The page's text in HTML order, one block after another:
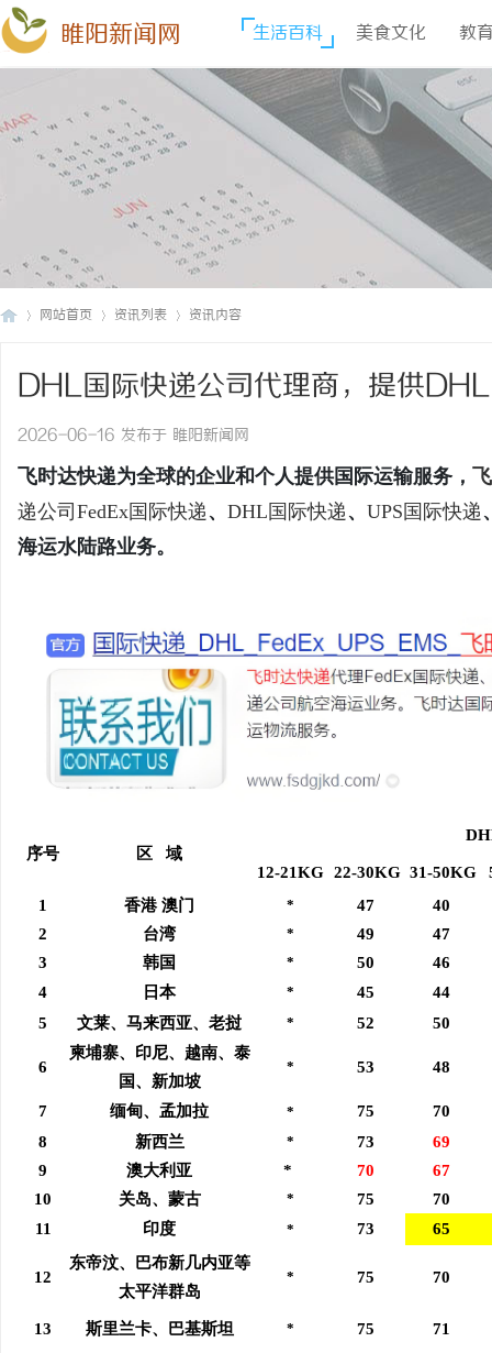
睢阳新闻网 生活百科 美食文化 教
网站首页 资讯列表 资讯内容
DHL国际快递公司代理商，提供
促销价格,DHL快递价格,DHL国际快
2026-06-16 发布于 睢阳新闻网
飞时达快递为全球的企业和个人提供国际运输服务，
递公司 FedEx国际快递 、 DHL国际快递 、 UPS国际快递
海运水陆路业务。
序号 区 域
12-21KG 22-30KG 31-50KG
1
香港 澳门 * 47
40
2
台湾 * 49
47
3
韩国 * 50
46
4
日本 * 45
44
5
文莱、马来西亚、老挝 * 52 50
6
柬埔寨、印尼、越南、泰
国、新加坡
* 53 48
7 缅甸、孟加拉 * 75
70
8
新西兰 * 73
69
9
澳大利亚 * 70
67
10
关岛、蒙古 * 75
70
11
印度 * 73 65
12
东帝汶、巴布新几内亚等
太平洋群岛
* 75 70
13 斯里兰卡、巴基斯坦 * 75
71
汉配眼镜 上海配眼镜 武汉配眼镜 上海配眼镜